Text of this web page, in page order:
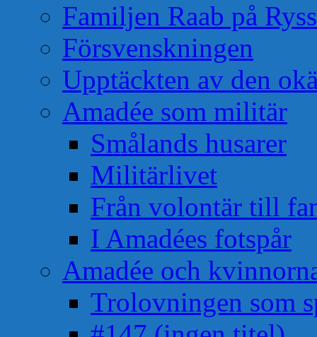
Familjen Raab på
Försvenskningen
Upptäckten av den
Amadée som militär
Smålands husarer
Militärlivet
Från volontär till
I Amadées fotspår
Amadée och
Trolovningen som